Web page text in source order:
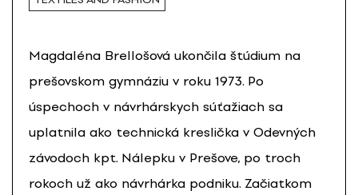
Magdaléna Brellošová ukončila štúdium na
prešovskom gymnáziu v roku 1973. Po
úspechoch v návrhárskych súťažiach sa
uplatnila ako technická kreslička v Odevných
závodoch kpt. Nálepku v Prešove, po troch
rokoch už ako návrhárka podniku. Začiatkom